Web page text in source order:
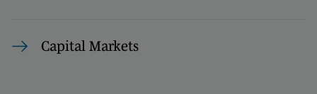
Capital Markets